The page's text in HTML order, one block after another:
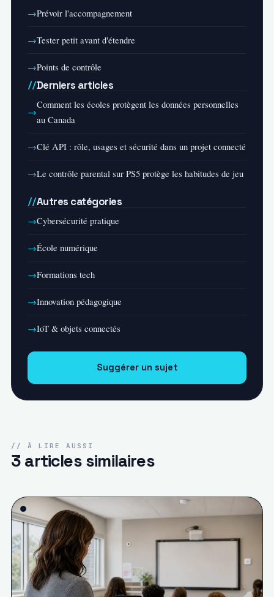
Prévoir l'accompagnement
Tester petit avant d'étendre
Points de contrôle
Derniers articles
Comment les écoles protègent les données personnelles
au Canada
Clé API : rôle, usages et sécurité dans un projet connecté
Le contrôle parental sur PS5 protège les habitudes de jeu
Autres catégories
Cybersécurité pratique
École numérique
Formations tech
Innovation pédagogique
IoT & objets connectés
Suggérer un sujet
// À LIRE AUSSI
3 articles similaires